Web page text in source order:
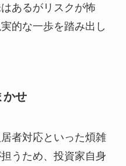
あるがリスクが怖
的な一歩を踏み出し
かせ
者対応といった煩雑
うため、投資家自身